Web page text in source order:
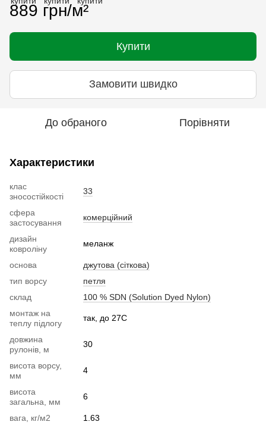
889 грн/м²
Купити
Замовити швидко
До обраного Порівняти
Характеристики
клас
зносостійкості
33
сфера
застосування
комерційний
дизайн
ковроліну
меланж
основа
джутова (сіткова)
тип ворсу
петля
склад
100 % SDN (Solution Dyed Nylon)
монтаж на
теплу підлогу
так, до 27С
довжина
рулонів, м
30
висота ворсу,
мм
4
висота
загальна, мм
6
вага, кг/м2
1.63